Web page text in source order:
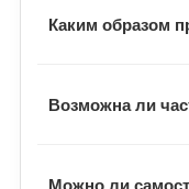
В среднем
Каким образом
После
Возможна ли
В зависимости